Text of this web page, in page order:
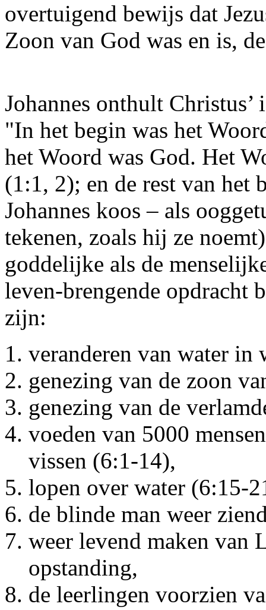
overtuigend bewijs dat
Zoon van God was en is,
Johannes onthult
"In het begin was het
het Woord was God. Het
(1:1, 2); en de rest van het
Johannes koos – als
tekenen, zoals hij ze
goddelijke als de
leven-brengende opdracht
zijn:
veranderen van water
genezing van de zoon
genezing van de
voeden van 5000
vissen (6:1-14),
lopen over water (6:15-
de blinde man weer
weer levend maken van
opstanding,
de leerlingen voorzien